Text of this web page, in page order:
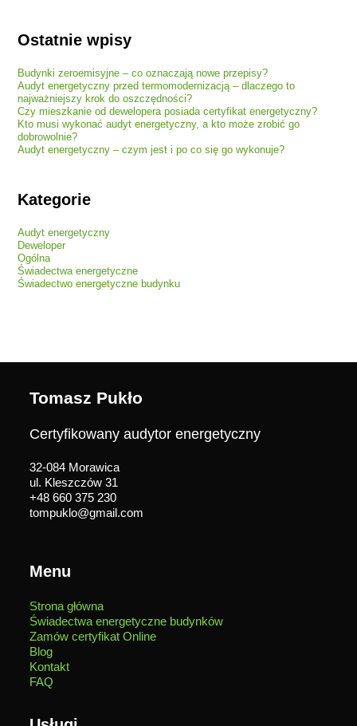
Ostatnie wpisy
Budynki zeroemisyjne – co oznaczają nowe przepisy?
Audyt energetyczny przed termomodernizacją – dlaczego to
najważniejszy krok do oszczędności?
Czy mieszkanie od dewelopera posiada certyfikat energetyczny?
Kto musi wykonać audyt energetyczny, a kto może zrobić go
dobrowolnie?
Audyt energetyczny – czym jest i po co się go wykonuje?
Kategorie
Audyt energetyczny
Deweloper
Ogólna
Świadectwa energetyczne
Świadectwo energetyczne budynku
Tomasz Pukło
Certyfikowany audytor energetyczny
32-084 Morawica
ul. Kleszczów 31
+48 660 375 230
tompuklo@gmail.com
Menu
Strona główna
Świadectwa energetyczne budynków
Zamów certyfikat Online
Blog
Kontakt
FAQ